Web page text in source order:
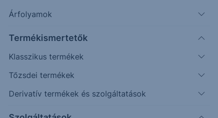
Árfolyamok
Termékismertetők
Klasszikus termékek
Tőzsdei termékek
Derivatív termékek és szolgáltatások